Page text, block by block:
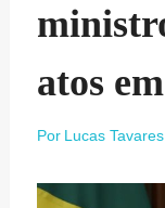
atos
Por Lucas Tavares